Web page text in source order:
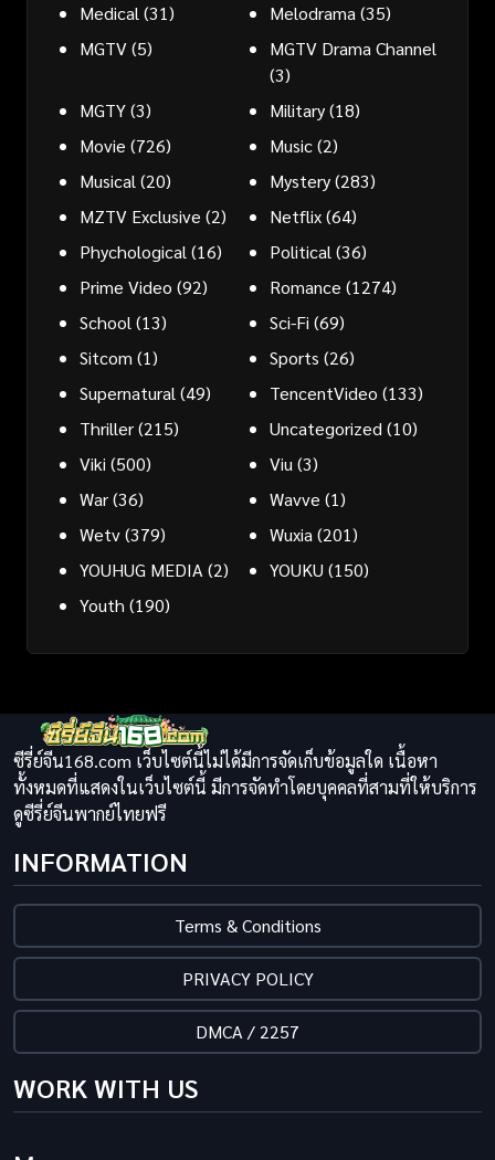
Medical (31) Melodrama (35)
MGTV(5)
MGTV Drama Channel
(3)
MGTY(3) Military(18)
Movie (726) Music(2)
Musical (20) Mystery(283)
MZTV Exclusive (2) Netflix(64)
Phychological (16) Political (36)
Prime Video (92) Romance (1274)
School (13) Sci-Fi (69)
Sitcom (1) Sports (26)
Supernatural (49) TencentVideo (133)
Thriller(215) Uncategorized (10)
Viki (500) Viu (3)
War(36) Wavve (1)
Wetv(379) Wuxia (201)
YOUHUG MEDIA (2) YOUKU (150)
Youth (190)
ซีรี่ย์จีน168.com เว็บไซต์นี้ไม่ได้มีการจัดเก็บข้อมูลใด เนื้อหา
ทั้งหมดที่แสดงในเว็บไซต์นี้ มีการจัดทำโดยบุคคลที่สามที่ให้บริการ
ดูซีรี่ย์จีนพากย์ไทยฟรี
INFORMATION
Terms & Conditions
PRIVACY POLICY
DMCA / 2257
WORK WITH US